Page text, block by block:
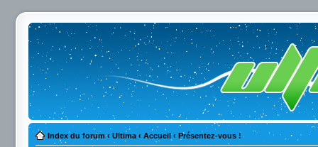
Index du forum ‹ Ultima ‹ Accueil ‹ Présentez-vous !